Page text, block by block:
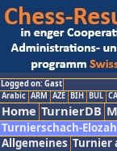
Logged on: Gast
Arabic ARM AZE BIH BUL
Home TurnierDB
Turnierschach-
Allgemeines Turnier